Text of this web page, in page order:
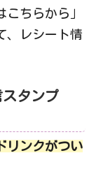
ちらから」
、レシート情
タンプ
リンクがつい